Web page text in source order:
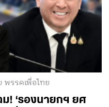
พรรคเพื่อไทย
! ‘รองนายกฯ ยศ